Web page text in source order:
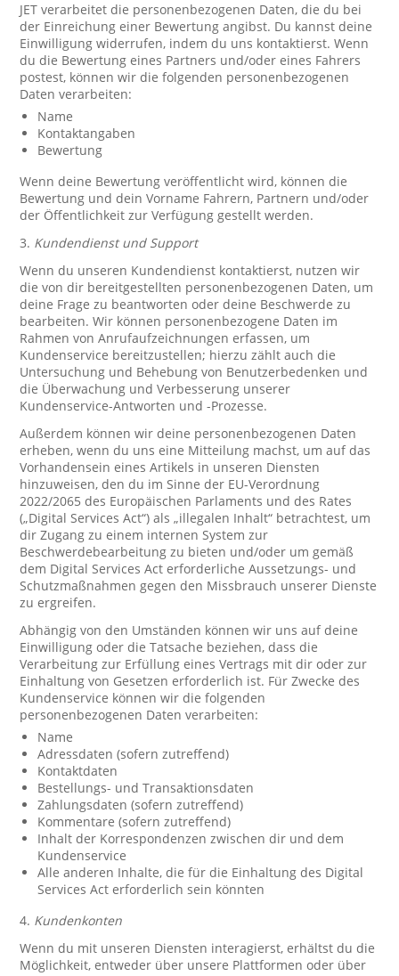
JET verarbeitet die personenbezogenen Daten, die du bei
der Einreichung einer Bewertung angibst. Du kannst deine
Einwilligung widerrufen, indem du uns kontaktierst. Wenn
du die Bewertung eines Partners und/oder eines Fahrers
postest, können wir die folgenden personenbezogenen
Daten verarbeiten:
Name
Kontaktangaben
Bewertung
Wenn deine Bewertung veröffentlicht wird, können die
Bewertung und dein Vorname Fahrern, Partnern und/oder
der Öffentlichkeit zur Verfügung gestellt werden.
3. Kundendienst und Support
Wenn du unseren Kundendienst kontaktierst, nutzen wir
die von dir bereitgestellten personenbezogenen Daten, um
deine Frage zu beantworten oder deine Beschwerde zu
bearbeiten. Wir können personenbezogene Daten im
Rahmen von Anrufaufzeichnungen erfassen, um
Kundenservice bereitzustellen; hierzu zählt auch die
Untersuchung und Behebung von Benutzerbedenken und
die Überwachung und Verbesserung unserer
Kundenservice-Antworten und -Prozesse.
Außerdem können wir deine personenbezogenen Daten
erheben, wenn du uns eine Mitteilung machst, um auf das
Vorhandensein eines Artikels in unseren Diensten
hinzuweisen, den du im Sinne der EU-Verordnung
2022/2065 des Europäischen Parlaments und des Rates
(„Digital Services Act“) als „illegalen Inhalt“ betrachtest, um
dir Zugang zu einem internen System zur
Beschwerdebearbeitung zu bieten und/oder um gemäß
dem Digital Services Act erforderliche Aussetzungs- und
Schutzmaßnahmen gegen den Missbrauch unserer Dienste
zu ergreifen.
Abhängig von den Umständen können wir uns auf deine
Einwilligung oder die Tatsache beziehen, dass die
Verarbeitung zur Erfüllung eines Vertrags mit dir oder zur
Einhaltung von Gesetzen erforderlich ist. Für Zwecke des
Kundenservice können wir die folgenden
personenbezogenen Daten verarbeiten:
Name
Adressdaten (sofern zutreffend)
Kontaktdaten
Bestellungs- und Transaktionsdaten
Zahlungsdaten (sofern zutreffend)
Kommentare (sofern zutreffend)
Inhalt der Korrespondenzen zwischen dir und dem
Kundenservice
Alle anderen Inhalte, die für die Einhaltung des Digital
Services Act erforderlich sein könnten
4. Kundenkonten
Wenn du mit unseren Diensten interagierst, erhältst du die
Möglichkeit, entweder über unsere Plattformen oder über